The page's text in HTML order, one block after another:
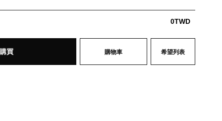
0TWD
購買 購物車 希望列表